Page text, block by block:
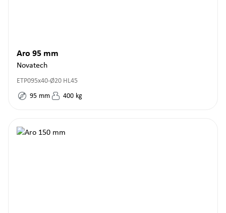
Aro 95 mm
Novatech
ETP095x40-Ø20 HL45
95 mm 400 kg